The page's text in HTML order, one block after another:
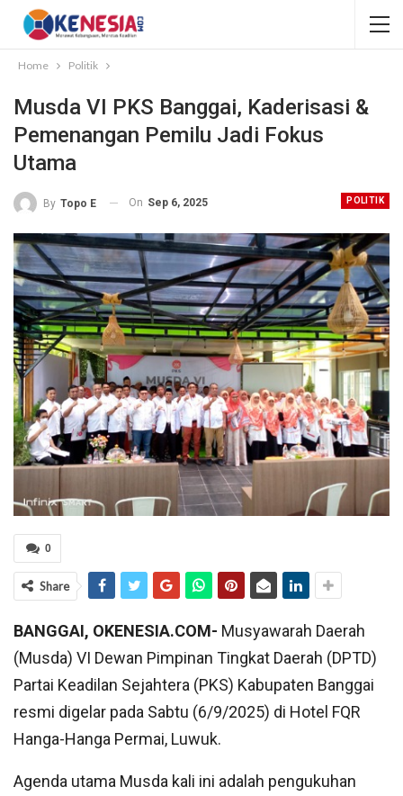
Home Politik
Musda VI PKS Banggai, Kaderisasi &
Pemenangan Pemilu Jadi Fokus
Utama
POLITIK
By Topo E On Sep 6, 2025
0
Share
BANGGAI, OKENESIA.COM- Musyawarah Daerah
(Musda) VI Dewan Pimpinan Tingkat Daerah (DPTD)
Partai Keadilan Sejahtera (PKS) Kabupaten Banggai
resmi digelar pada Sabtu (6/9/2025) di Hotel FQR
Hanga-Hanga Permai, Luwuk.
Agenda utama Musda kali ini adalah pengukuhan